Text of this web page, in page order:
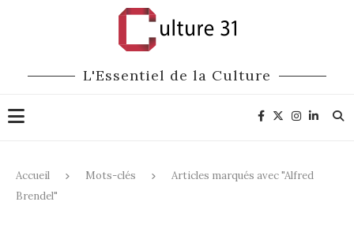
L'Essentiel de la Culture
Accueil Mots-clés
Articles marqués avec "Alfred
Brendel"